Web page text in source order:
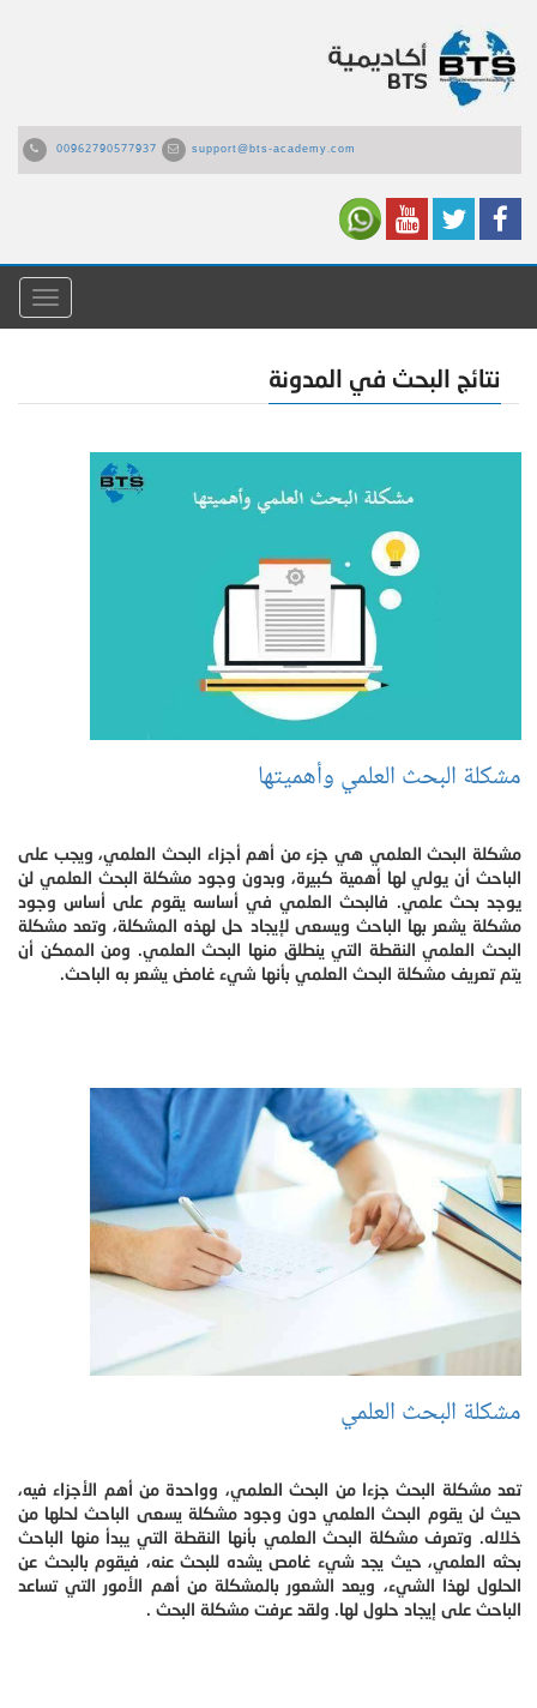
00962790577937 support@bts-academy.com
القائمة
نتائج البحث في المدونة
مشكلة البحث العلمي وأهميتها
مشكلة البحث العلمي هي جزء من أهم أجزاء البحث العلمي، ويجب على
الباحث أن يولي لها أهمية كبيرة، وبدون وجود مشكلة البحث العلمي لن
يوجد بحث علمي. فالبحث العلمي في أساسه يقوم على أساس وجود
مشكلة يشعر بها الباحث ويسعى لإيجاد حل لهذه المشكلة، وتعد مشكلة
البحث العلمي النقطة التي ينطلق منها البحث العلمي. ومن الممكن أن
يتم تعريف مشكلة البحث العلمي بأنها شيء غامض يشعر به الباحث.
مشكلة البحث العلمي
تعد مشكلة البحث جزءا من البحث العلمي، وواحدة من أهم الأجزاء فيه،
حيث لن يقوم البحث العلمي دون وجود مشكلة يسعى الباحث لحلها من
خلاله. وتعرف مشكلة البحث العلمي بأنها النقطة التي يبدأ منها الباحث
بحثه العلمي، حيث يجد شيء غامص يشده للبحث عنه، فيقوم بالبحث عن
الحلول لهذا الشيء، ويعد الشعور بالمشكلة من أهم الأمور التي تساعد
الباحث على إيجاد حلول لها. ولقد عرفت مشكلة البحث .